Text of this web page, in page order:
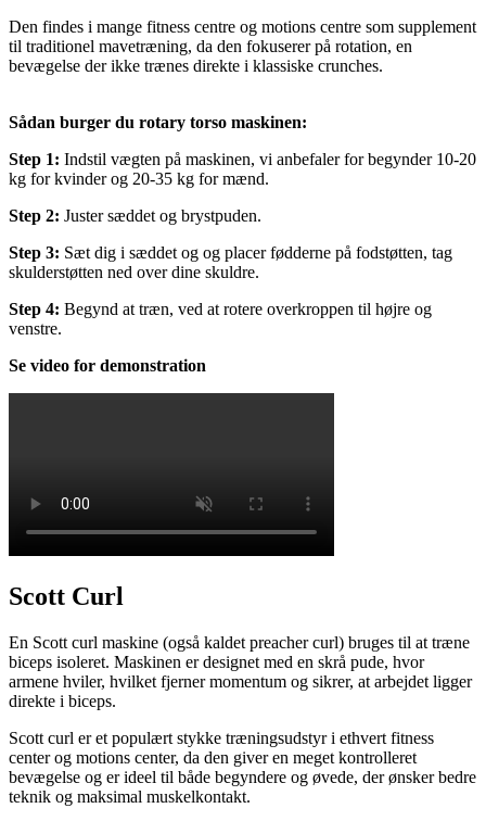
Den findes i mange fitness centre og motions centre som supplement
til traditionel mavetræning, da den fokuserer på rotation, en
bevægelse der ikke trænes direkte i klassiske crunches.
Sådan burger du rotary torso maskinen:
Step 1: Indstil vægten på maskinen, vi anbefaler for begynder 10-20
kg for kvinder og 20-35 kg for mænd.
Step 2: Juster sæddet og brystpuden.
Step 3: Sæt dig i sæddet og og placer fødderne på fodstøtten, tag
skulderstøtten ned over dine skuldre.
Step 4: Begynd at træn, ved at rotere overkroppen til højre og
venstre.
Se video for demonstration
Scott Curl
En Scott curl maskine (også kaldet preacher curl) bruges til at træne
biceps isoleret. Maskinen er designet med en skrå pude, hvor
armene hviler, hvilket fjerner momentum og sikrer, at arbejdet ligger
direkte i biceps.
Scott curl er et populært stykke træningsudstyr i ethvert fitness
center og motions center, da den giver en meget kontrolleret
bevægelse og er ideel til både begyndere og øvede, der ønsker bedre
teknik og maksimal muskelkontakt.